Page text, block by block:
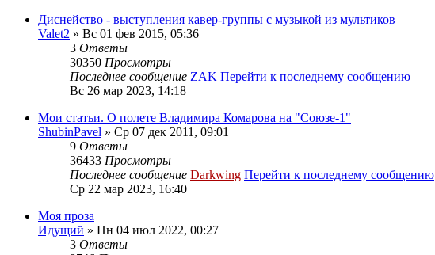
Диснейство - выступления кавер-группы с музыкой из мультиков
Valet2 » Вс 01 фев 2015, 05:36
3 Ответы
30350 Просмотры
Последнее сообщение ZAK Перейти к последнему сообщению
Вс 26 мар 2023, 14:18
Мои статьи. О полете Владимира Комарова на "Союзе-1"
ShubinPavel » Ср 07 дек 2011, 09:01
9 Ответы
36433 Просмотры
Последнее сообщение Darkwing Перейти к последнему сообщению
Ср 22 мар 2023, 16:40
Моя проза
Идущий » Пн 04 июл 2022, 00:27
3 Ответы